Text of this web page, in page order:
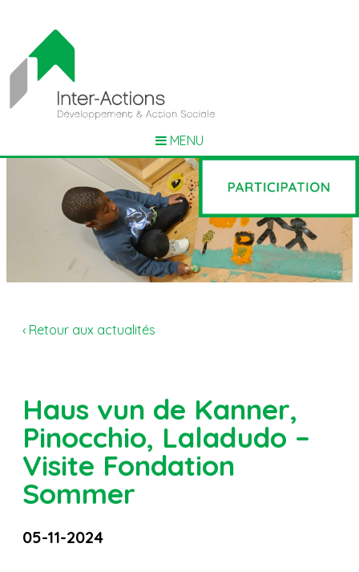
MENU
‹ Retour aux actualités
Haus vun de Kanner,
Pinocchio, Laladudo –
Visite Fondation
Sommer
05-11-2024